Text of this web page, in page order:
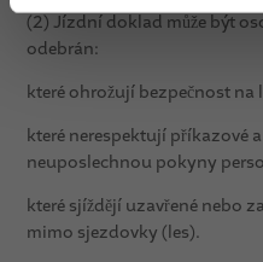
(2) Jízdní doklad může být
odebrán:
které ohrožují bezpečnost na
které nerespektují příkazové
neuposlechnou pokyny
které sjíždějí uzavřené nebo
mimo sjezdovky (les).